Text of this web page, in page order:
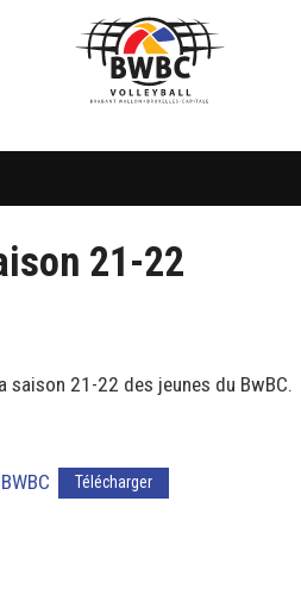
21-22
21-22 des jeunes du BwBC.
Télécharger